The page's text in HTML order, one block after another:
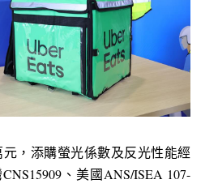
元，添購螢光係數及反光性能經
、美國ANS/ISEA 107-